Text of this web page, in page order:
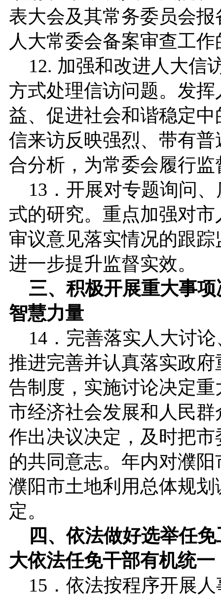
表大会及其常务委员会
人大常委会备案审查工
12. 加强和改进人大信
方式处理信访问题。发
益、促进社会和谐稳定
信来访反映强烈、带有
合分析，为常委会履行
13．开展对专题询问、
式的研究。重点加强对
审议意见落实情况的跟
进一步提升监督实效。
三、积极开展重大事
智慧力量
14．完善落实人大讨论
推进完善并认真落实政
告制度，实施讨论决定
市经济社会发展和人民
作出决议决定，及时把
的共同意志。年内对濮
濮阳市土地利用总体规
定。
四、依法做好选举任
大依法任免干部有机统一
15．依法按程序开展人